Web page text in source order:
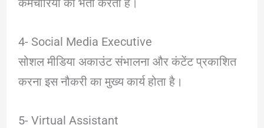
4- Social Media Executive
सोशल मीडिया अकाउंट संभालना और कंटेंट प्रकाशित
करना इस नौकरी का मुख्य कार्य होता है।
5- Virtual Assistant